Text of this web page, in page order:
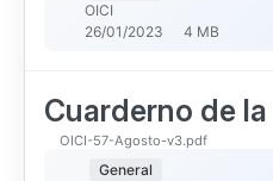
OICI
26/01/2023
4 MB
Cuarderno de la
OICI-57-Agosto-v3.pdf
General